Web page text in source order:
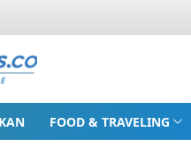
FOOD & TRAVELING